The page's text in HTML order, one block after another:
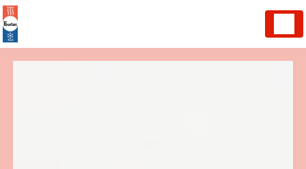
Panneau de gestion des cookies